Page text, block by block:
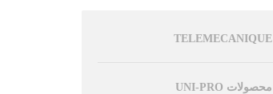
TELEMECANIQUE
محصولات UNI-PRO